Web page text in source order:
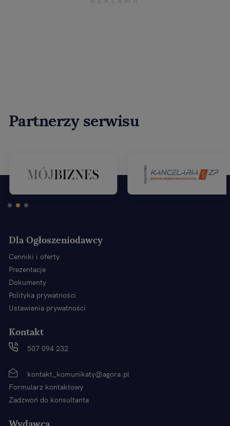
Partnerzy serwisu
Dla Ogłoszeniodawcy
Cenniki i oferty
Prezentacje
Dokumenty
Polityka prywatności
Ustawienia prywatności
Kontakt
507 094 232
kontakt_komunikaty@agora.pl
Formularz kontaktowy
Zadzwoń do konsultanta
Wydawca